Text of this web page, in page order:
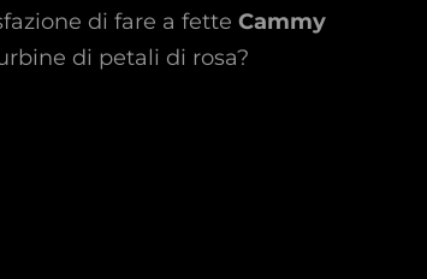
di fare a fette Cammy
di petali di rosa?